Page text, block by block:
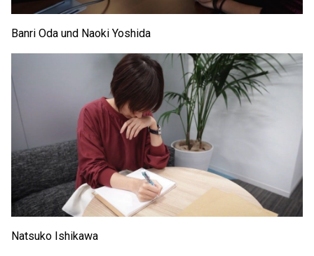
Banri Oda und Naoki Yoshida
Natsuko Ishikawa